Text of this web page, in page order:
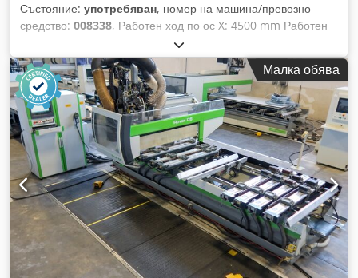
Състояние: употребяван, номер на машина/превозно
средство: 008338, Работен ход по ос X: 4500 mm Работен
ход по ос Y: 1600 mm Работна повърхност: с вакуумни
конзолни подложки Мощност на главния шпиндел: 15 kW
Брой управлявани оси: 5 оси Cjdpfsx A Tkxsx Ahbsha Брой
пробивни шпиндели: 41 Брой инструментални места: 37
Малка обява